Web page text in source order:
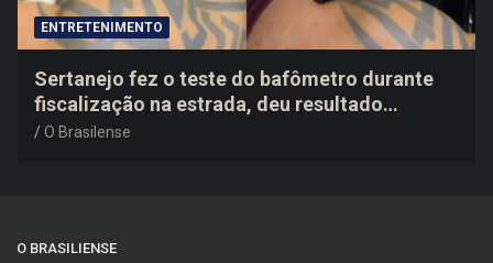
ENTRETENIMENTO
Sertanejo fez o teste do bafômetro durante
fiscalização na estrada, deu resultado
negativo e elogiou o trabalho dos agentes de
O Brasilense
O BRASILIENSE